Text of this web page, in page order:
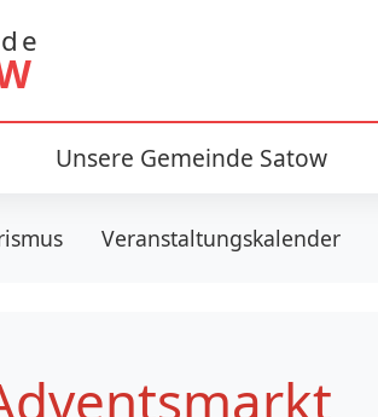
Unsere Gemeinde Satow
Veranstaltungskalender